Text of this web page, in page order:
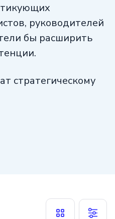
руководителей
бы расширить
стратегическому
в работе
учатся